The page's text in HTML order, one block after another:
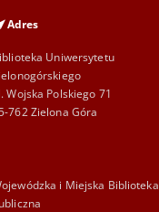
Adres
Uniwersytetu
Wojska Polskiego 71
762 Zielona Góra
i Miejska Biblioteka